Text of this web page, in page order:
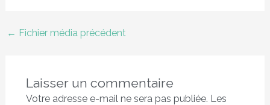
← Fichier média précédent
Laisser un commentaire
Votre adresse e-mail ne sera pas publiée. Les